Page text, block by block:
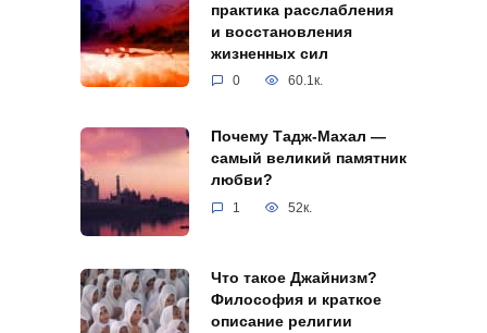
практика расслабления
и восстановления
жизненных сил
0 60.1к.
Почему Тадж-Махал —
самый великий памятник
любви?
1 52к.
Что такое Джайнизм?
Философия и краткое
описание религии